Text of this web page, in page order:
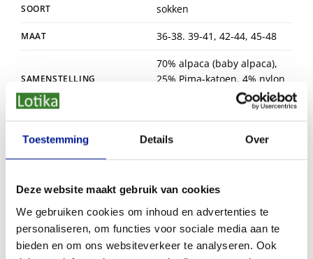
Toestemming Details Over
Deze website maakt gebruik van cookies
We gebruiken cookies om inhoud en advertenties te
personaliseren, om functies voor sociale media aan te
bieden en om ons websiteverkeer te analyseren. Ook
SOORT sokken
MAAT 36-38. 39-41, 42-44, 45-48
SAMENSTELLING
70% alpaca (baby alpaca),
25% Pima-katoen, 4% nylon
Dit vind je misschien ook leuk